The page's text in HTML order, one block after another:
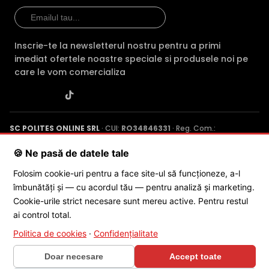
FILTRU IR MECANIC (ICR / IR Cut Fillter)
Camera DAHUA IPC-HFW3549T1-ZAS-PV-27135-S5 are un
filtru IR Mecanic autoretractabil ce filtreaza lumina in
infrarosu pe timpul zilei, pentru a evita anumitele defecte
Inscrie-te la newsletterul nostru pentru a primi
imediat ofertele noastre speciale si produsele noi pe
care le vom comercializa
SC POLITES ONLINE SRL · CUI: RO34846331 · Reg. Com.:
Poenaru, Nr. 1, Craiova, Jud. Dolj ·
© 2026 SC POLITES ONLINE SRL
🍪 Ne pasă de datele tale
Folosim cookie-uri pentru a face site-ul să funcționeze, a-l
îmbunătăți și — cu acordul tău — pentru analiză și marketing.
Cookie-urile strict necesare sunt mereu active. Pentru restul
ai control total.
Politica de cookies · Confidențialitate
Doar necesare Accept toate